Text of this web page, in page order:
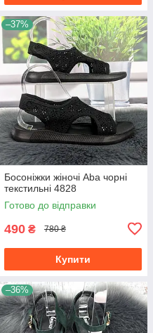
–37%
Босоніжки жіночі Aba чорні
текстильні 4828
Готово до відправки
490 ₴ 780 ₴
Купити
–36%